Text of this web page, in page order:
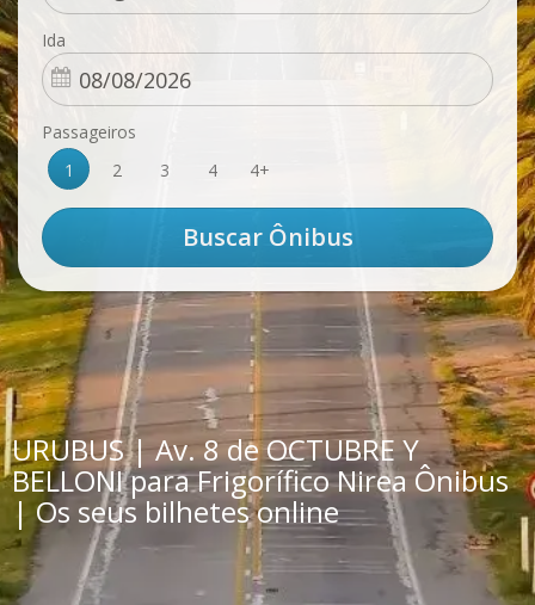
Ida
Passageiros
1
2 3 4 4+
URUBUS | Av. 8 de OCTUBRE Y
BELLONI para Frigorífico Nirea Ônibus
| Os seus bilhetes online